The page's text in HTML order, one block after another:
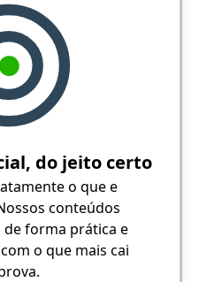
do jeito certo
o que e
conteúdos
forma prática e
o que mais cai